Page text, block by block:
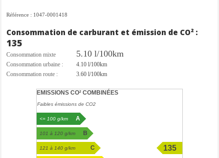
Référence : 1047-0001418
Consommation de carburant et émission de CO² :
135
Consommation mixte 5.10 l/100km
Consommation urbaine :
4.10 l/100km
Consommation route :
3.60 l/100km
EMISSIONS CO² COMBINÉES
Faibles émissions de CO2
<= 100 g/km A
101 à 120 g/km B
121 à 140 g/km C 135